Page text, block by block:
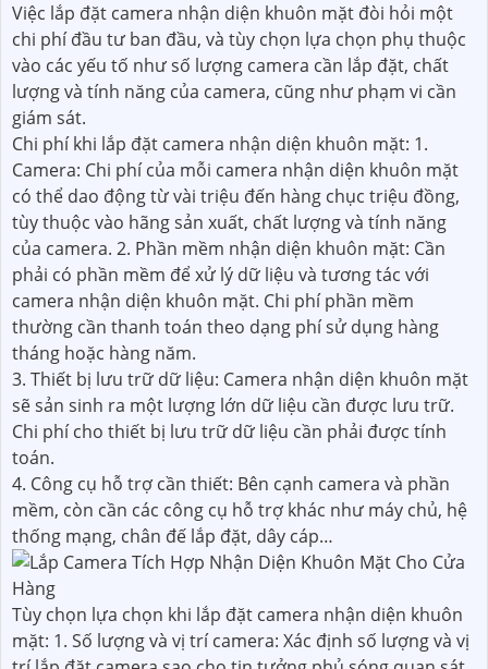
Việc lắp đặt camera nhận diện khuôn mặt đòi hỏi một
chi phí đầu tư ban đầu, và tùy chọn lựa chọn phụ thuộc
vào các yếu tố như số lượng camera cần lắp đặt, chất
lượng và tính năng của camera, cũng như phạm vi cần
giám sát.
Chi phí khi lắp đặt camera nhận diện khuôn mặt: 1.
Camera: Chi phí của mỗi camera nhận diện khuôn mặt
có thể dao động từ vài triệu đến hàng chục triệu đồng,
tùy thuộc vào hãng sản xuất, chất lượng và tính năng
của camera. 2. Phần mềm nhận diện khuôn mặt: Cần
phải có phần mềm để xử lý dữ liệu và tương tác với
camera nhận diện khuôn mặt. Chi phí phần mềm
thường cần thanh toán theo dạng phí sử dụng hàng
tháng hoặc hàng năm.
3. Thiết bị lưu trữ dữ liệu: Camera nhận diện khuôn mặt
sẽ sản sinh ra một lượng lớn dữ liệu cần được lưu trữ.
Chi phí cho thiết bị lưu trữ dữ liệu cần phải được tính
toán.
4. Công cụ hỗ trợ cần thiết: Bên cạnh camera và phần
mềm, còn cần các công cụ hỗ trợ khác như máy chủ, hệ
thống mạng, chân đế lắp đặt, dây cáp…
Tùy chọn lựa chọn khi lắp đặt camera nhận diện khuôn
mặt: 1. Số lượng và vị trí camera: Xác định số lượng và vị